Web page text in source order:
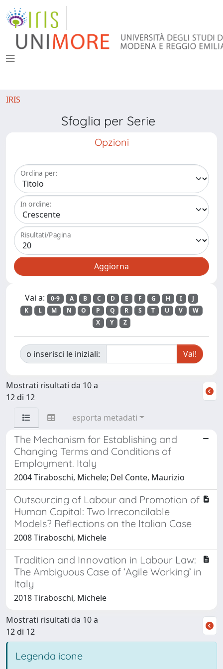
IRIS
Sfoglia per Serie
Opzioni
Ordina per:
In ordine:
Risultati/Pagina
Vai a: 0-9 A B C D E F G H I
J
K
L M N O P Q R S T U V
W
X
Y Z
o inserisci le iniziali:
Mostrati risultati da 10 a
12 di 12
esporta metadati
The Mechanism for Establishing and
Changing Terms and Conditions of
Employment. Italy
2004 Tiraboschi, Michele; Del Conte, Maurizio
Outsourcing of Labour and Promotion of
Human Capital: Two Irreconcilable
Models? Reflections on the Italian Case
2008 Tiraboschi, Michele
Tradition and Innovation in Labour Law:
The Ambiguous Case of ‘Agile Working’ in
Italy
2018 Tiraboschi, Michele
Mostrati risultati da 10 a
12 di 12
Legenda icone